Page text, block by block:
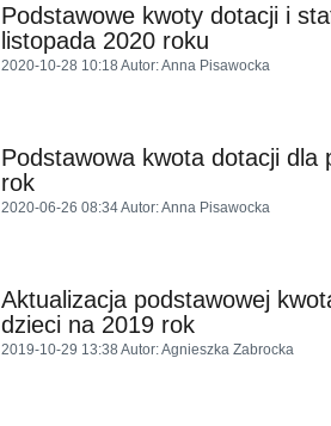
Podstawowe kwoty dotacji i
listopada 2020 roku
2020-10-28 10:18 Autor: Anna Pisawocka
Podstawowa kwota dotacji
rok
2020-06-26 08:34Autor: Anna Pisawocka
Aktualizacja podstawowej
dzieci na 2019 rok
2019-10-29 13:38 Autor: Agnieszka Zabrocka